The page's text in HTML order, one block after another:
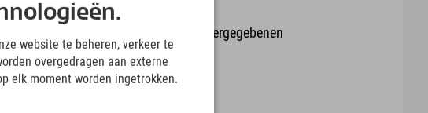
oder Aktualität der wiedergegebenen
Karte.
GPX Download
website te beheren, verkeer te
overgedragen aan externe
elk moment worden ingetrokken.